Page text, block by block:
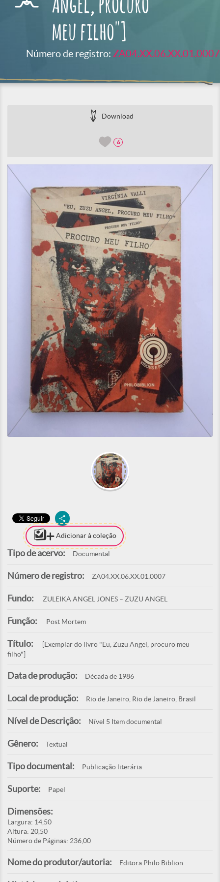
Angel, procuro
meu filho"]
Número de registro: ZA04.XX.06.XX.01.0007
Download
6
Adicionar à coleção
Tipo de acervo: Documental
Número de registro: ZA04.XX.06.XX.01.0007
Fundo: ZULEIKA ANGEL JONES – ZUZU ANGEL
Função: Post Mortem
Título:
[Exemplar do livro "Eu, Zuzu Angel, procuro meu
filho"]
Data de produção: Década de 1986
Local de produção: Rio de Janeiro, Rio de Janeiro, Brasil
Nível de Descrição: Nível 5 Item documental
Gênero: Textual
Tipo documental: Publicação literária
Suporte: Papel
Dimensões:
Largura: 14,50
Altura: 20,50
Número de Páginas: 236,00
Nome do produtor/autoria: Editora Philo Biblion